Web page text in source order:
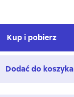
Kup i pobierz
Dodać do koszyka